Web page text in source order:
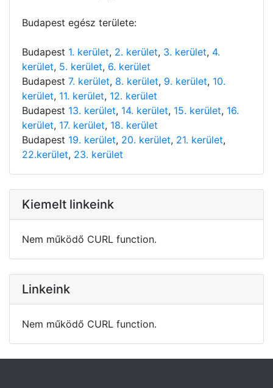
Budapest egész területe:
Budapest 1. kerület, 2. kerület, 3. kerület, 4.
kerület, 5. kerület, 6. kerület
Budapest 7. kerület, 8. kerület, 9. kerület, 10.
kerület, 11. kerület, 12. kerület
Budapest 13. kerület, 14. kerület, 15. kerület, 16.
kerület, 17. kerület, 18. kerület
Budapest 19. kerület, 20. kerület, 21. kerület,
22.kerület, 23. kerület
Kiemelt linkeink
Nem működő CURL function.
Linkeink
Nem működő CURL function.